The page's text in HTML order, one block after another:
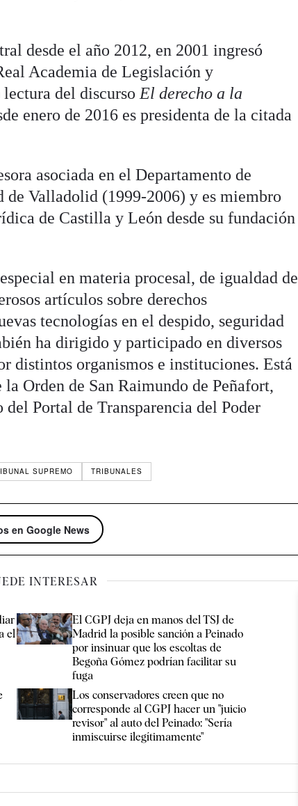
desde el año 2012, en 2001 ingresó
Academia de Legislación y
del discurso El derecho a la
enero de 2016 es presidenta de la citada
asociada en el Departamento de
de Valladolid (1999-2006) y es miembro
de Castilla y León desde su fundación
en materia procesal, de igualdad de
artículos sobre derechos
tecnologías en el despido, seguridad
ha dirigido y participado en diversos
distintos organismos e instituciones. Está
Orden de San Raimundo de Peñafort,
Portal de Transparencia del Poder
SUPREMO TRIBUNALES
en Google News
INTERESAR
el
El CGPJ deja en manos del TSJ de
Madrid la posible sanción a Peinado
por insinuar que los escoltas de
Begoña Gómez podrían facilitar su
fuga
Los conservadores creen que no
corresponde al CGPJ hacer un "juicio
revisor" al auto del Peinado: "Sería
inmiscuirse ilegítimamente"